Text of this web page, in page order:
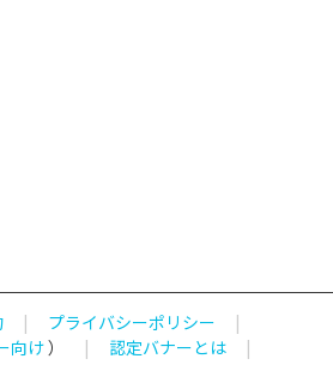
| プライバシーポリシー
|
向け） | 認定バナーとは
|